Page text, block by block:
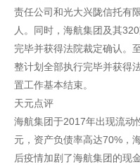
责任公司和光大兴陇信托有
人。同时，海航集团及其
完毕并获得法院裁定确认。
整计划全部执行完毕并获得
置工作基本结束。
天元点评
海航集团于2017年出现流动
元，资产负债率高达70%，
后疫情加剧了海航集团的现